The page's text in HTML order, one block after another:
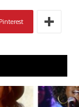
Pinterest